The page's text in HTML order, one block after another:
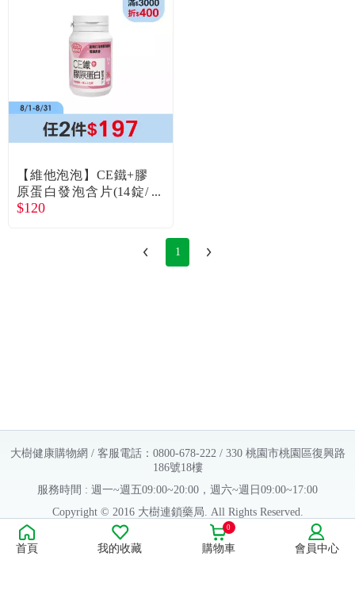
【維他泡泡】CE鐵+膠
原蛋白發泡含片(14錠/
瓶)
$120
1
大樹健康購物網 / 客服電話：0800-678-222 / 330 桃園市桃園區復興路
186號18樓
服務時間 : 週一~週五09:00~20:00，週六~週日09:00~17:00
Copyright © 2016 大樹連鎖藥局. All Rights Reserved.
販售業者資料：
許可執照字號：桃字市藥販字第623202B480 號
首頁 我的收藏 購物車
0
會員中心